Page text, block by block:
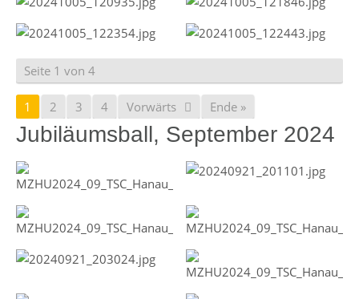
Seite 1 von 4
1 2 3 4 Vorwärts Ende »
Jubiläumsball, September 2024